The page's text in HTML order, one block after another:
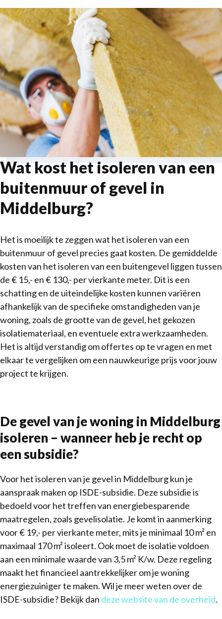
Wat kost het isoleren van een
buitenmuur of gevel in
Middelburg?
Het is moeilijk te zeggen wat het isoleren van een
buitenmuur of gevel precies gaat kosten. De gemiddelde
kosten van het isoleren van een buitengevel liggen tussen
de € 15,- en € 130,- per vierkante meter. Dit is een
schatting en de uiteindelijke kosten kunnen variëren
afhankelijk van de specifieke omstandigheden van je
woning, zoals de grootte van de gevel, het gekozen
isolatiemateriaal, en eventuele extra werkzaamheden.
Het is altijd verstandig om offertes op te vragen en met
elkaar te vergelijken om een nauwkeurige prijs voor jouw
project te krijgen.
De gevel van je woning in Middelburg
isoleren – wanneer heb je recht op
een subsidie?
Voor het isoleren van je gevel in Middelburg kun je
aanspraak maken op ISDE-subsidie. Deze subsidie is
bedoeld voor het treffen van energiebesparende
maatregelen, zoals gevelisolatie. Je komt in aanmerking
voor € 19,- per vierkante meter, mits je minimaal 10 m² en
maximaal 170 m² isoleert. Ook moet de isolatie voldoen
aan een minimale waarde van 3,5 m² K/w. Deze regeling
maakt het financieel aantrekkelijker om je woning
energiezuiniger te maken. Wil je meer weten over de
ISDE-subsidie? Bekijk dan deze website van de overheid.